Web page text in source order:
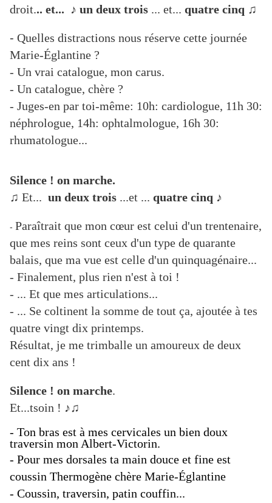
droit... et... ♪ un deux trois ... et... quatre cinq ♫
- Quelles distractions nous réserve cette journée
Marie-Églantine ?
- Un vrai catalogue, mon carus.
- Un catalogue, chère ?
- Juges-en par toi-même: 10h: cardiologue, 11h 30:
néphrologue, 14h: ophtalmologue, 16h 30:
rhumatologue...
Silence ! on marche.
♫ Et... un deux trois ...et ... quatre cinq ♪
- Paraîtrait que mon cœur est celui d'un trentenaire,
que mes reins sont ceux d'un type de quarante
balais, que ma vue est celle d'un quinquagénaire...
- Finalement, plus rien n'est à toi !
- ... Et que mes articulations...
- ... Se coltinent la somme de tout ça, ajoutée à tes
quatre vingt dix printemps.
Résultat, je me trimballe un amoureux de deux
cent dix ans !
Silence ! on marche.
Et...tsoin ! ♪♫
- Ton bras est à mes cervicales un bien doux
traversin mon Albert-Victorin.
- Pour mes dorsales ta main douce et fine est
coussin Thermogène chère Marie-Églantine
- Coussin, traversin, patin couffin...